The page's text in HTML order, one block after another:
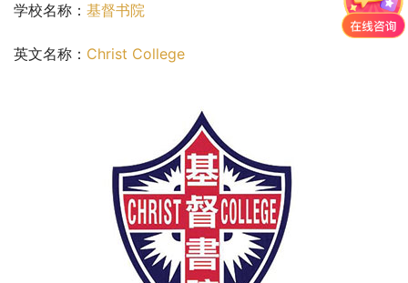
学校名称： 基督书院
英文名称： Christ College